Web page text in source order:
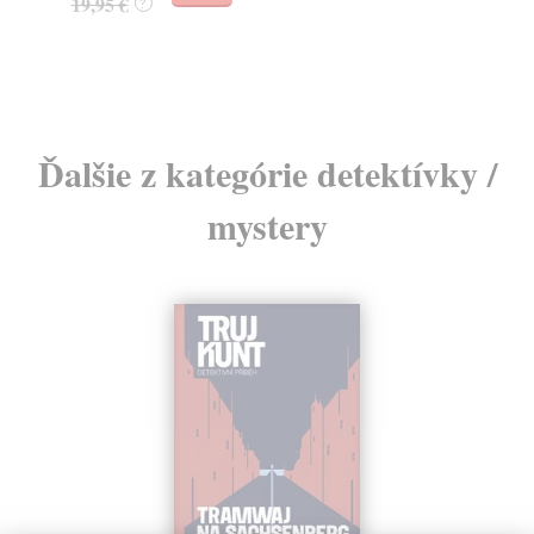
Ďalšie z kategórie detektívky /
mystery